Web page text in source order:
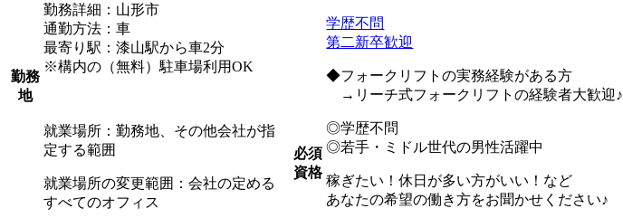
勤務
地
勤務詳細：山形市
通勤方法：車
最寄り駅：漆山駅から車2分
※構内の（無料）駐車場利用OK
就業場所：勤務地、その他会社が指
定する範囲
就業場所の変更範囲：会社の定める
すべてのオフィス
必須
資格
学歴不問
第二新卒歓迎
◆フォークリフトの実務経験がある方
→リーチ式フォークリフトの経験者大歓迎♪
◎学歴不問
◎若手・ミドル世代の男性活躍中
稼ぎたい！休日が多い方がいい！など
あなたの希望の働き方をお聞かせください♪